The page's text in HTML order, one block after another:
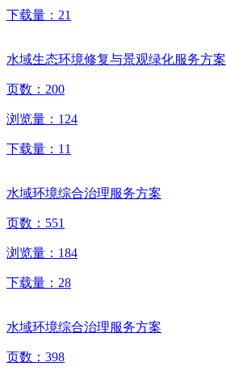
下载量： 21
水域生态环境修复与景观绿化服务方案
页数： 200
浏览量： 124
下载量： 11
水域环境综合治理服务方案
页数： 551
浏览量： 184
下载量： 28
水域环境综合治理服务方案
页数： 398